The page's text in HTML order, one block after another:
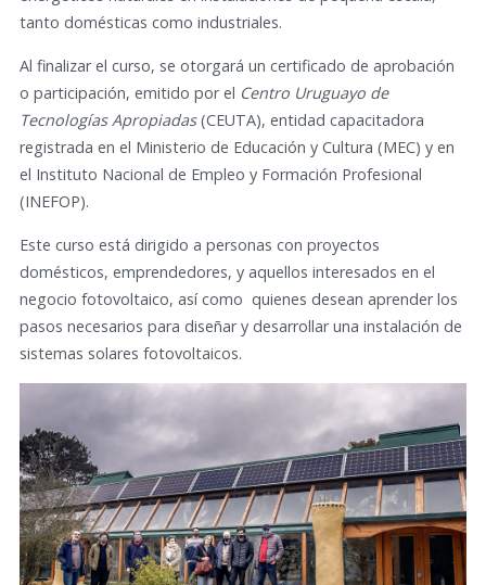
tanto domésticas como industriales.
Al finalizar el curso, se otorgará un certificado de aprobación
o participación, emitido por el Centro Uruguayo de
Tecnologías Apropiadas(CEUTA), entidad capacitadora
registrada en el Ministerio de Educación y Cultura (MEC) y en
el Instituto Nacional de Empleo y Formación Profesional
(INEFOP).
Este curso está dirigido a personas con proyectos
domésticos, emprendedores, y aquellos interesados en el
negocio fotovoltaico, así como quienes desean aprender los
pasos necesarios para diseñar y desarrollar una instalación de
sistemas solares fotovoltaicos.